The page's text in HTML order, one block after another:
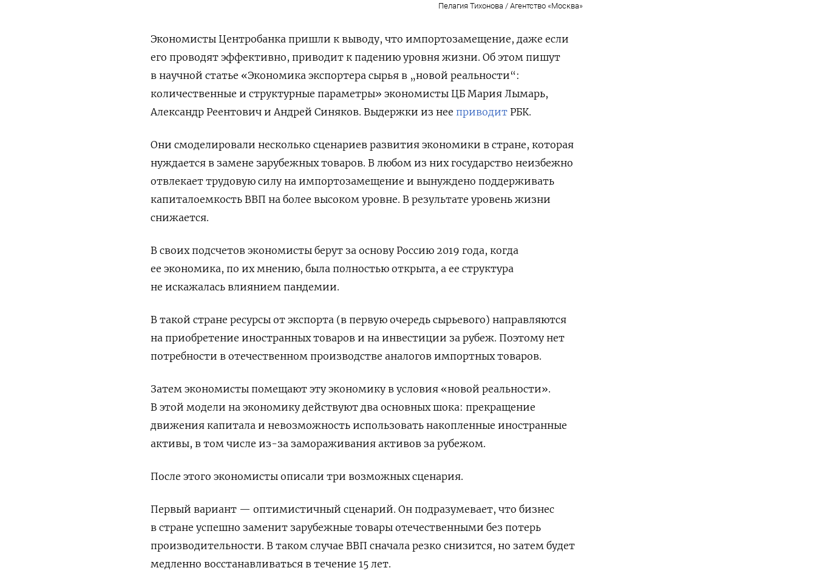
Пелагия Тихонова / Агентство «Москва»
Экономисты Центробанка пришли к выводу, что импортозамещение, даже если
его проводят эффективно, приводит к падению уровня жизни. Об этом пишут
в научной статье «Экономика экспортера сырья в „новой реальности“:
количественные и структурные параметры» экономисты ЦБ Мария Лымарь,
Александр Реентович и Андрей Синяков. Выдержки из нее приводит РБК.
Они смоделировали несколько сценариев развития экономики в стране, которая
нуждается в замене зарубежных товаров. В любом из них государство неизбежно
отвлекает трудовую силу на импортозамещение и вынуждено поддерживать
капиталоемкость ВВП на более высоком уровне. В результате уровень жизни
снижается.
В своих подсчетов экономисты берут за основу Россию 2019 года, когда
ее экономика, по их мнению, была полностью открыта, а ее структура
не искажалась влиянием пандемии.
В такой стране ресурсы от экспорта (в первую очередь сырьевого) направляются
на приобретение иностранных товаров и на инвестиции за рубеж. Поэтому нет
потребности в отечественном производстве аналогов импортных товаров.
Затем экономисты помещают эту экономику в условия «новой реальности».
В этой модели на экономику действуют два основных шока: прекращение
движения капитала и невозможность использовать накопленные иностранные
активы, в том числе из-за замораживания активов за рубежом.
После этого экономисты описали три возможных сценария.
Первый вариант — оптимистичный сценарий. Он подразумевает, что бизнес
в стране успешно заменит зарубежные товары отечественными без потерь
производительности. В таком случае ВВП сначала резко снизится, но затем будет
медленно восстанавливаться в течение 15 лет.